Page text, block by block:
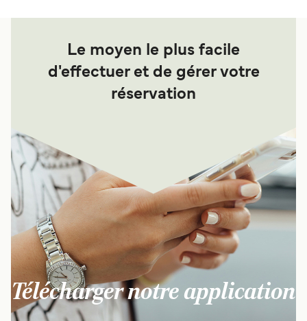
Le moyen le plus facile
d'effectuer et de gérer votre
réservation
Télécharger notre application